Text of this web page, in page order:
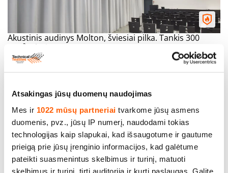
Atsakingas jūsų duomenų naudojimas
Mes ir 1022 mūsų partneriai tvarkome jūsų asmens
duomenis, pvz., jūsų IP numerį, naudodami tokias
technologijas kaip slapukai, kad išsaugotume ir gautume
prieigą prie jūsų įrenginio informacijos, kad galėtume
pateikti suasmenintus skelbimus ir turinį, matuoti
skelbimus ir turinį, tirti auditoriją ir kurti paslaugas. Galite
Akustinis audinys Molton, šviesiai pilka. Tankis 300
g/m². Plotis 300 cm. DIN 4102 / B1.
Kaina iki: 30.00€ *